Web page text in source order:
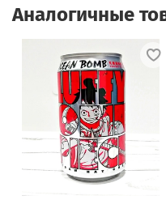
Аналогичные